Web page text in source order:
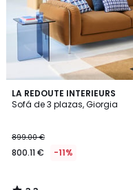
LA REDOUTE INTERIEURS
Sofá de 3 plazas, Giorgia
899.00 €
800.11 € -11%
3,3
/ 5